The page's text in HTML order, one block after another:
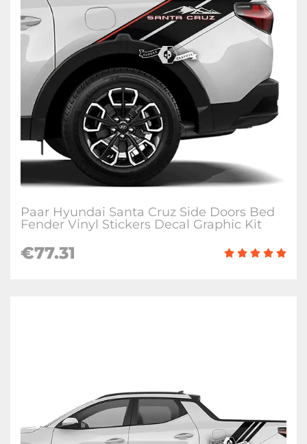
Paar Hyundai Santa Cruz Side Doors Bed
Fender Vinyl Stickers Decal Graphic Kit
€77.31